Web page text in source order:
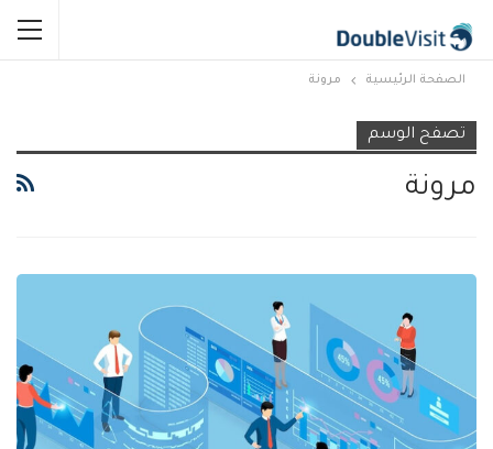
الصفحة الرئيسية مرونة
تصفح الوسم
مرونة